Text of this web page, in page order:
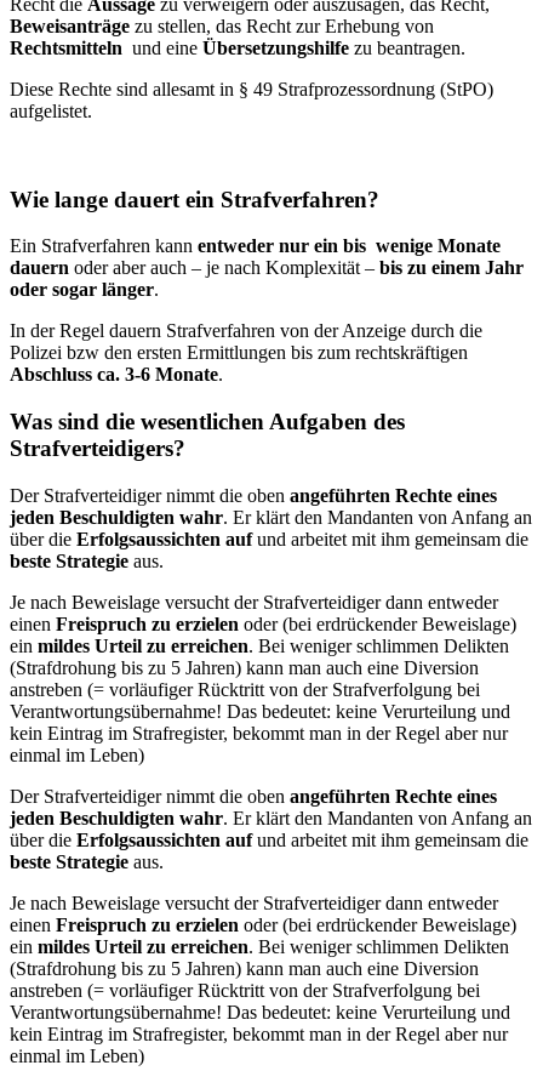
Recht die Aussage zu verweigern oder auszusagen, das Recht,
Beweisanträge zu stellen, das Recht zur Erhebung von
Rechtsmitteln und eine Übersetzungshilfe zu beantragen.
Diese Rechte sind allesamt in § 49 Strafprozessordnung (StPO)
aufgelistet.
Wie lange dauert ein Strafverfahren?
Ein Strafverfahren kann entweder nur ein bis wenige Monate
dauern oder aber auch – je nach Komplexität – bis zu einem Jahr
oder sogar länger.
In der Regel dauern Strafverfahren von der Anzeige durch die
Polizei bzw den ersten Ermittlungen bis zum rechtskräftigen
Abschluss ca. 3-6 Monate.
Was sind die wesentlichen Aufgaben des
Strafverteidigers?
Der Strafverteidiger nimmt die oben angeführten Rechte eines
jeden Beschuldigten wahr. Er klärt den Mandanten von Anfang an
über die Erfolgsaussichten aufund arbeitet mit ihm gemeinsam die
beste Strategie aus.
Je nach Beweislage versucht der Strafverteidiger dann entweder
einen Freispruch zu erzielen oder (bei erdrückender Beweislage)
ein mildes Urteil zu erreichen. Bei weniger schlimmen Delikten
(Strafdrohung bis zu 5 Jahren) kann man auch eine Diversion
anstreben (= vorläufiger Rücktritt von der Strafverfolgung bei
Verantwortungsübernahme! Das bedeutet: keine Verurteilung und
kein Eintrag im Strafregister, bekommt man in der Regel aber nur
einmal im Leben)
Der Strafverteidiger nimmt die oben angeführten Rechte eines
jeden Beschuldigten wahr. Er klärt den Mandanten von Anfang an
über die Erfolgsaussichten aufund arbeitet mit ihm gemeinsam die
beste Strategie aus.
Je nach Beweislage versucht der Strafverteidiger dann entweder
einen Freispruch zu erzielen oder (bei erdrückender Beweislage)
ein mildes Urteil zu erreichen. Bei weniger schlimmen Delikten
(Strafdrohung bis zu 5 Jahren) kann man auch eine Diversion
anstreben (= vorläufiger Rücktritt von der Strafverfolgung bei
Verantwortungsübernahme! Das bedeutet: keine Verurteilung und
kein Eintrag im Strafregister, bekommt man in der Regel aber nur
einmal im Leben)